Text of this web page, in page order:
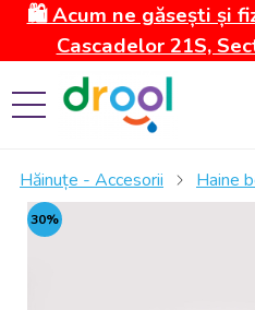
🛍️ Acum ne găsești și
Cascadelor 21S,
Hăinuțe - Accesorii Haine
30%